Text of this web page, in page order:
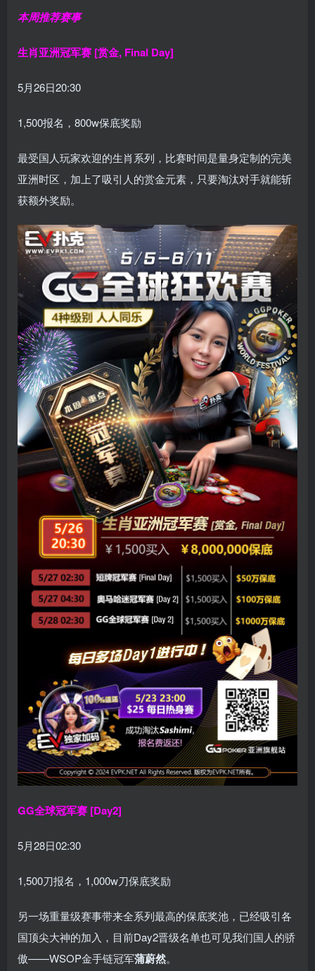
本周推荐赛事
生肖亚洲冠军赛 [赏金, Final Day]
5月26日20:30
1,500报名，800w保底奖励
最受国人玩家欢迎的生肖系列，比赛时间是量身定制的完美
亚洲时区，加上了吸引人的赏金元素，只要淘汰对手就能斩
获额外奖励。
GG全球冠军赛 [Day2]
5月28日02:30
1,500刀报名，1,000w刀保底奖励
另一场重量级赛事带来全系列最高的保底奖池，已经吸引各
国顶尖大神的加入，目前Day2晋级名单也可见我们国人的骄
傲——WSOP金手链冠军蒲蔚然。